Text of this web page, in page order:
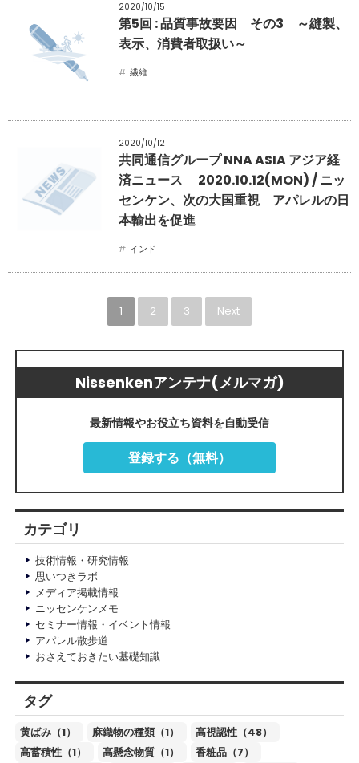
2020/10/15
第5回 : 品質事故要因 その3 ～縫製、
表示、消費者取扱い～
繊維
2020/10/12
共同通信グループ NNA ASIA アジア経
済ニュース 2020.10.12(MON) / ニッ
センケン、次の大国重視 アパレルの日
本輸出を促進
インド
1 2 3 Next
Nissenkenアンテナ(メルマガ)
最新情報やお役立ち資料を自動受信
登録する（無料）
カテゴリ
技術情報・研究情報
思いつきラボ
メディア掲載情報
ニッセンケンメモ
セミナー情報・イベント情報
アパレル散歩道
おさえておきたい基礎知識
タグ
黄ばみ（1） 麻織物の種類（1）
高視認性（48）
高蓄積性（1）
高懸念物質（1）
香粧品（7）